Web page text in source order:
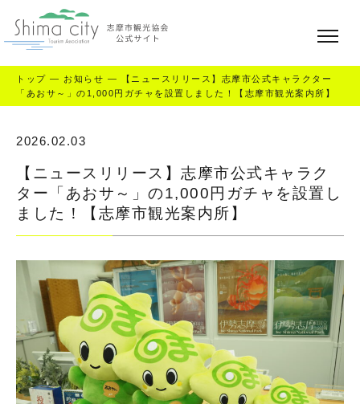
トップ — お知らせ —
【ニュースリリース】志摩市公式キャラクター
「あおサ～」の1,000円ガチャを設置しました！【志摩市観光案内所】
2026.02.03
【ニュースリリース】志摩市公式キャラク
ター「あおサ～」の1,000円ガチャを設置し
ました！【志摩市観光案内所】